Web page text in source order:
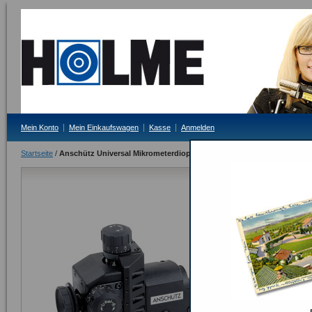
Mein Konto Mein Einkaufswagen Kasse Anmelden
Startseite / Anschütz Universal Mikrometerdiopter 7002/20
Lieferzeit: auf
605,00 €
Inkl. 19% MwSt.
Anzahl: